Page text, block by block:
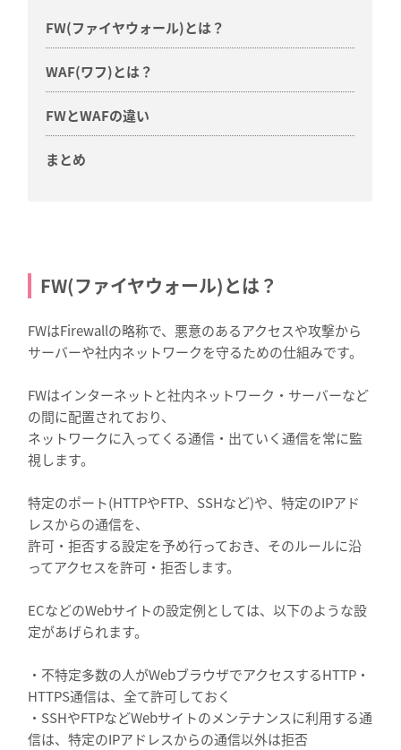
FW(ファイヤウォール)とは？
WAF(ワフ)とは？
FWとWAFの違い
まとめ
FW(ファイヤウォール)とは？
FWはFirewallの略称で、悪意のあるアクセスや攻撃から
サーバーや社内ネットワークを守るための仕組みです。
FWはインターネットと社内ネットワーク・サーバーなど
の間に配置されており、
ネットワークに入ってくる通信・出ていく通信を常に監
視します。
特定のポート(HTTPやFTP、SSHなど)や、特定のIPアド
レスからの通信を、
許可・拒否する設定を予め行っておき、そのルールに沿
ってアクセスを許可・拒否します。
ECなどのWebサイトの設定例としては、以下のような設
定があげられます。
・不特定多数の人がWebブラウザでアクセスするHTTP・
HTTPS通信は、全て許可しておく
・SSHやFTPなどWebサイトのメンテナンスに利用する通
信は、特定のIPアドレスからの通信以外は拒否